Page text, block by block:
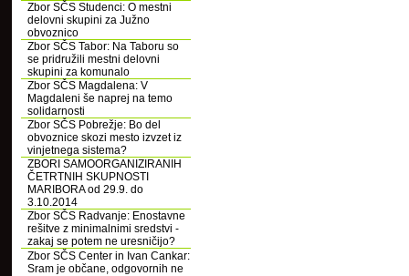
Zbor SČS Studenci: O mestni
delovni skupini za Južno
obvoznico
Zbor SČS Tabor: Na Taboru so
se pridružili mestni delovni
skupini za komunalo
Zbor SČS Magdalena: V
Magdaleni še naprej na temo
solidarnosti
Zbor SČS Pobrežje: Bo del
obvoznice skozi mesto izvzet iz
vinjetnega sistema?
ZBORI SAMOORGANIZIRANIH
ČETRTNIH SKUPNOSTI
MARIBORA od 29.9. do
3.10.2014
Zbor SČS Radvanje: Enostavne
rešitve z minimalnimi sredstvi -
zakaj se potem ne uresničijo?
Zbor SČS Center in Ivan Cankar:
Sram je občane, odgovornih ne